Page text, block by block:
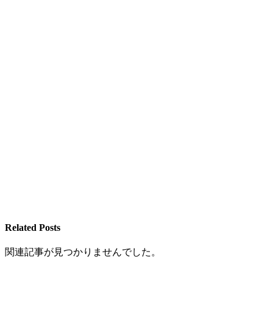
Related Posts
関連記事が見つかりませんでした。